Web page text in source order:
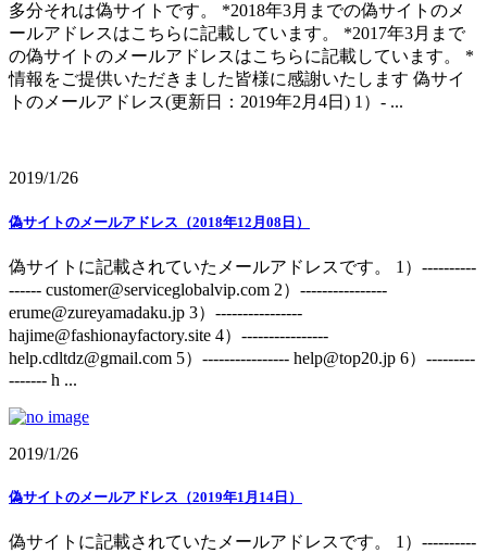
多分それは偽サイトです。 *2018年3月までの偽サイトのメ
ールアドレスはこちらに記載しています。 *2017年3月まで
の偽サイトのメールアドレスはこちらに記載しています。 *
情報をご提供いただきました皆様に感謝いたします 偽サイ
トのメールアドレス(更新日：2019年2月4日) 1）- ...
2019/1/26
偽サイトのメールアドレス（2018年12月08日）
偽サイトに記載されていたメールアドレスです。 1）----------
------ customer@serviceglobalvip.com 2）----------------
erume@zureyamadaku.jp 3）----------------
hajime@fashionayfactory.site 4）----------------
help.cdltdz@gmail.com 5）---------------- help@top20.jp 6）---------
------- h ...
2019/1/26
偽サイトのメールアドレス（2019年1月14日）
偽サイトに記載されていたメールアドレスです。 1）----------